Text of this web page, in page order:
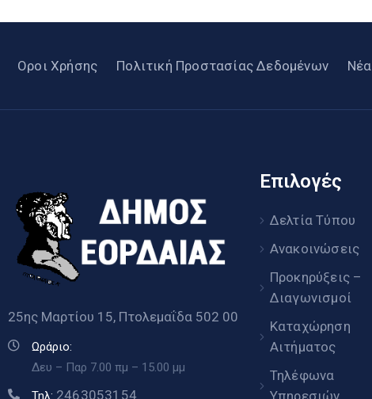
Οροι Χρήσης Πολιτική Προστασίας Δεδομένων Νέα
25ης Μαρτίου 15, Πτολεμαΐδα 502 00
Ωράριο:
Δευ – Παρ 7.00 πμ – 15.00 μμ
Τηλ: 2463053154
Επιλογές
Δελτία Τύπου
Ανακοινώσεις
Προκηρύξεις –
Διαγωνισμοί
Καταχώρηση
Αιτήματος
Τηλέφωνα